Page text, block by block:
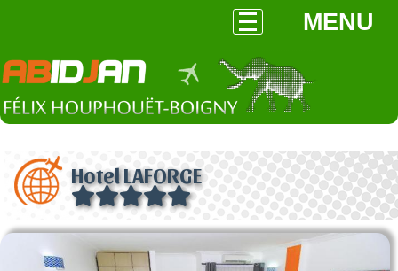
MENU
Hotel LAFORGE